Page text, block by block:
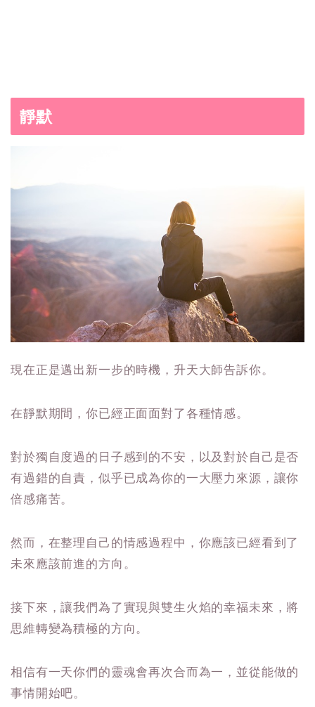
靜默
現在正是邁出新一步的時機，升天大師告訴你。
在靜默期間，你已經正面面對了各種情感。
對於獨自度過的日子感到的不安，以及對於自己是否
有過錯的自責，似乎已成為你的一大壓力來源，讓你
倍感痛苦。
然而，在整理自己的情感過程中，你應該已經看到了
未來應該前進的方向。
接下來，讓我們為了實現與雙生火焰的幸福未來，將
思維轉變為積極的方向。
相信有一天你們的靈魂會再次合而為一，並從能做的
事情開始吧。